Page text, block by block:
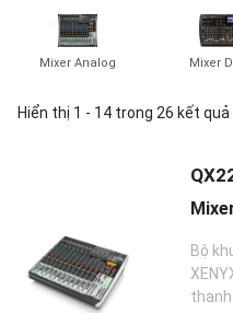
Mixer Analog Mixer
Hiển thị 1 - 14 trong 26 kết quả
Bộ